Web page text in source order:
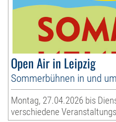
Open Air in Leipzig
Sommerbühnen in und
Montag, 27.04.2026 bis
verschiedene